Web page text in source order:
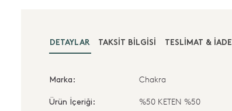
DETAYLAR TAKSIT BILGISI TESLIMAT & İADE
Marka: Chakra
Ürün İçeriği:
%50 KETEN %50